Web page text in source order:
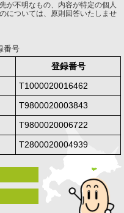
が不明なもの、内容が特定の個人
については、原則回答いたしませ
番号
登録番号
T1000020016462
T9800020003843
T9800020006722
T2800020004939